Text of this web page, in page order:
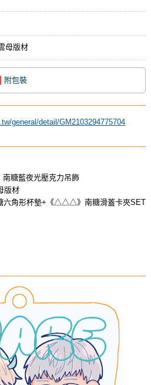
母版材
附包裝
general/detail/GM2103294775704
糖藍夜光壓克力吊飾
版材
六角形杯墊+《△△△》南糖滑蓋卡夾SET